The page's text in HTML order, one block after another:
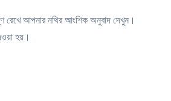
আপনার নথির আংশিক অনুবাদ দেখুন।
হয়।